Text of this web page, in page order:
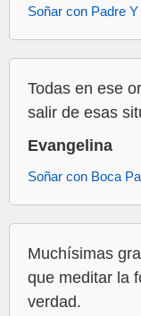
Soñar con Padre
Todas en ese
salir de esas
Evangelina
Soñar con Boca
Muchísimas
que meditar la
verdad.